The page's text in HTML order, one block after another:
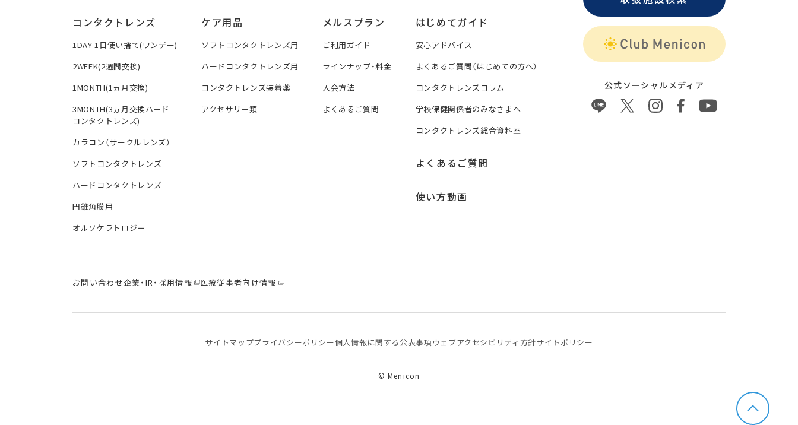
コンタクトレンズ
1DAY 1日使い捨て(ワンデー)
2WEEK(2週間交換)
1MONTH(1ヵ月交換)
3MONTH(3ヵ月交換ハード
コンタクトレンズ)
カラコン（サークルレンズ）
ソフトコンタクトレンズ
ハードコンタクトレンズ
円錐角膜用
オルソケラトロジー
ケア用品
ソフトコンタクトレンズ用
ハードコンタクトレンズ用
コンタクトレンズ装着薬
アクセサリー類
メルスプラン
ご利用ガイド
ラインナップ・料金
入会方法
よくあるご質問
はじめてガイド
安心アドバイス
よくあるご質問（はじめての方へ）
コンタクトレンズコラム
学校保健関係者のみなさまへ
コンタクトレンズ総合資料室
よくあるご質問
使い方動画
公式ソーシャルメディア
お問い合わせ企業・IR・採用情報 医療従事者向け情報
サイトマッププライバシーポリシー個⼈情報に関する公表事項 ウェブアクセシビリティ方針サイトポリシー
© Menicon